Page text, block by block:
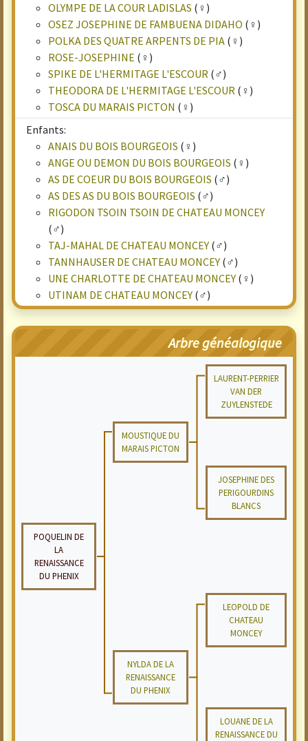
OLYMPE DE LA COUR LADISLAS (♀)
OSEZ JOSEPHINE DE FAMBUENA DIDAHO (♀)
POLKA DES QUATRE ARPENTS DE PIA (♀)
ROSE-JOSEPHINE (♀)
SPIKE DE L'HERMITAGE L'ESCOUR (♂)
THEODORA DE L'HERMITAGE L'ESCOUR (♀)
TOSCA DU MARAIS PICTON (♀)
Enfants:
ANAIS DU BOIS BOURGEOIS (♀)
ANGE OU DEMON DU BOIS BOURGEOIS (♀)
AS DE COEUR DU BOIS BOURGEOIS (♂)
AS DES AS DU BOIS BOURGEOIS (♂)
RIGODON TSOIN TSOIN DE CHATEAU MONCEY
(♂)
TAJ-MAHAL DE CHATEAU MONCEY (♂)
TANNHAUSER DE CHATEAU MONCEY (♂)
UNE CHARLOTTE DE CHATEAU MONCEY (♀)
UTINAM DE CHATEAU MONCEY (♂)
Arbre généalogique
LAURENT-PERRIER
VAN DER
ZUYLENSTEDE
MOUSTIQUE DU
MARAIS PICTON
JOSEPHINE DES
PERIGOURDINS
BLANCS
POQUELIN DE
LA
RENAISSANCE
DU PHENIX
LEOPOLD DE
CHATEAU
MONCEY
NYLDA DE LA
RENAISSANCE
DU PHENIX
LOUANE DE LA
RENAISSANCE DU